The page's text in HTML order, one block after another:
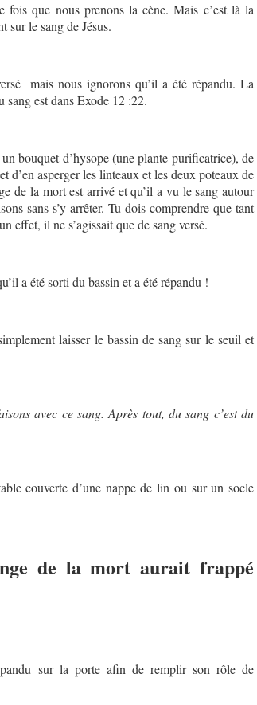
fois que nous prenons la cène. Mais c’est là la
sur le sang de Jésus.
mais nous ignorons qu’il a été répandu. La
sang est dans Exode 12 :22.
bouquet d’hysope (une plante purificatrice), de
d’en asperger les linteaux et les deux poteaux de
de la mort est arrivé et qu’il a vu le sang autour
sans s’y arrêter. Tu dois comprendre que tant
effet, il ne s’agissait que de sang versé.
a été sorti du bassin et a été répandu !
laisser le bassin de sang sur le seuil et
avec ce sang. Après tout, du sang c’est du
couverte d’une nappe de lin ou sur un socle
de la mort aurait frappé
sur la porte afin de remplir son rôle de